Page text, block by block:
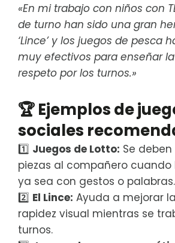
«En mi trabajo con niños con
de turno han sido una gran
‘Lince’ y los juegos de pesca
muy efectivos para enseñar
respeto por los turnos.»
🏆Ejemplos de
sociales
1️⃣ Juegos de Lotto: Se
piezas al compañero cuando
ya sea con gestos o palabras.
2️⃣ El Lince: Ayuda a mejorar
rapidez visual mientras se
turnos.